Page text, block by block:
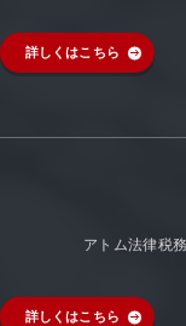
詳しくはこちら
アトム法律税
詳しくはこちら